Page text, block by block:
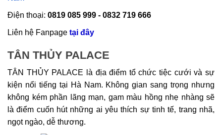
Điện thoại: 0819 085 999 - 0832 719 666
Liên hệ Fanpage tại đây
TÂN THỦY PALACE
TÂN THỦY PALACE là địa điểm tổ chức tiệc cưới và sự
kiện nổi tiếng tại Hà Nam. Không gian sang trọng nhưng
không kém phần lãng mạn, gam màu hồng nhẹ nhàng sẽ
là điểm cuốn hút những ai yêu thích sự tinh tế, trang nhã,
ngọt ngào, dễ thương.